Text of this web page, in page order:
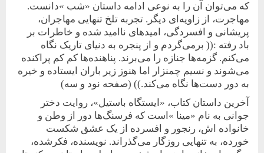
که می‌توان آن را به نوعی ادامه داستان «شب »دانست.
مهاجرت، از زاویه‌ای دیگر. تجربه تلخ تنهایی مهاجران،
پریشانی و افسردگی، امیدهای ناامید شده و خاطرات بر
باد رفته :(( برمی‌گردم و از پنجره به دنیای تاریک نگاه
می‌کنم. گزمه‌ها جنازه را می‌برند. پناهنده‌ها کم کم پراکنده
می‌شوند و نسیم چمنزار اما هنوز زیر باران ایستاده و خیره
به دور دست‌‌ها نگاه می‌کند.)) (صفحه نود و سه)
آخرین داستان کتاب، «ایستگاه باستیل»، روایت دختر
جوانی به نام «مینا »است که فرسنگ‌‌ها دور از وطن و
خانواده اش، رنجور و افسرده از یک عشق شکست
خورده، به تنهایی روزگار می‌گذراند. نویسنده، فکرشده،